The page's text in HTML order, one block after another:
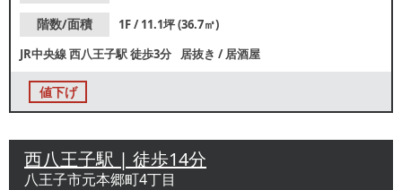
階数/面積
1F / 11.1坪 (36.7㎡)
JR中央線西八王子駅徒歩3分 居抜き /居酒屋
値下げ
西八王子駅 | 徒歩14分
八王子市元本郷町4丁目